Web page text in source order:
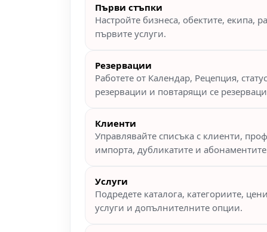
Първи стъпки
Настройте бизнеса, обектите, екипа,
първите услуги.
Резервации
Работете от Календар, Рецепция,
резервации и повтарящи се
Клиенти
Управлявайте списъка с клиенти,
импорта, дубликатите и
Услуги
Подредете каталога, категориите,
услуги и допълнителните опции.